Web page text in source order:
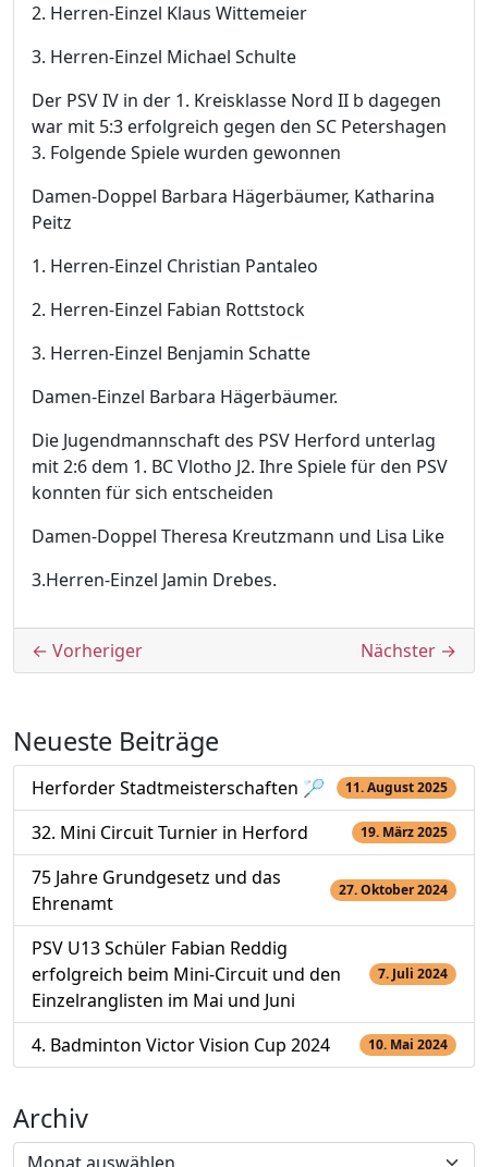
2. Herren-Einzel Klaus Wittemeier
3. Herren-Einzel Michael Schulte
Der PSV IV in der 1. Kreisklasse Nord II b dagegen
war mit 5:3 erfolgreich gegen den SC Petershagen
3. Folgende Spiele wurden gewonnen
Damen-Doppel Barbara Hägerbäumer, Katharina
Peitz
1. Herren-Einzel Christian Pantaleo
2. Herren-Einzel Fabian Rottstock
3. Herren-Einzel Benjamin Schatte
Damen-Einzel Barbara Hägerbäumer.
Die Jugendmannschaft des PSV Herford unterlag
mit 2:6 dem 1. BC Vlotho J2. Ihre Spiele für den PSV
konnten für sich entscheiden
Damen-Doppel Theresa Kreutzmann und Lisa Like
3.Herren-Einzel Jamin Drebes.
Beitragsnavigation
← Vorheriger Nächster →
Neueste Beiträge
Herforder Stadtmeisterschaften 🏸 11. August 2025
32. Mini Circuit Turnier in Herford 19. März 2025
75 Jahre Grundgesetz und das
Ehrenamt
27. Oktober 2024
PSV U13 Schüler Fabian Reddig
erfolgreich beim Mini-Circuit und den
Einzelranglisten im Mai und Juni
7. Juli 2024
4. Badminton Victor Vision Cup 2024 10. Mai 2024
Archiv
Archiv